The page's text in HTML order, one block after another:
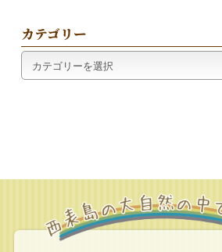
イ
ブ
カテゴリー
テ